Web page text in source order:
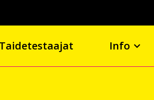
Taidetestaajat Info